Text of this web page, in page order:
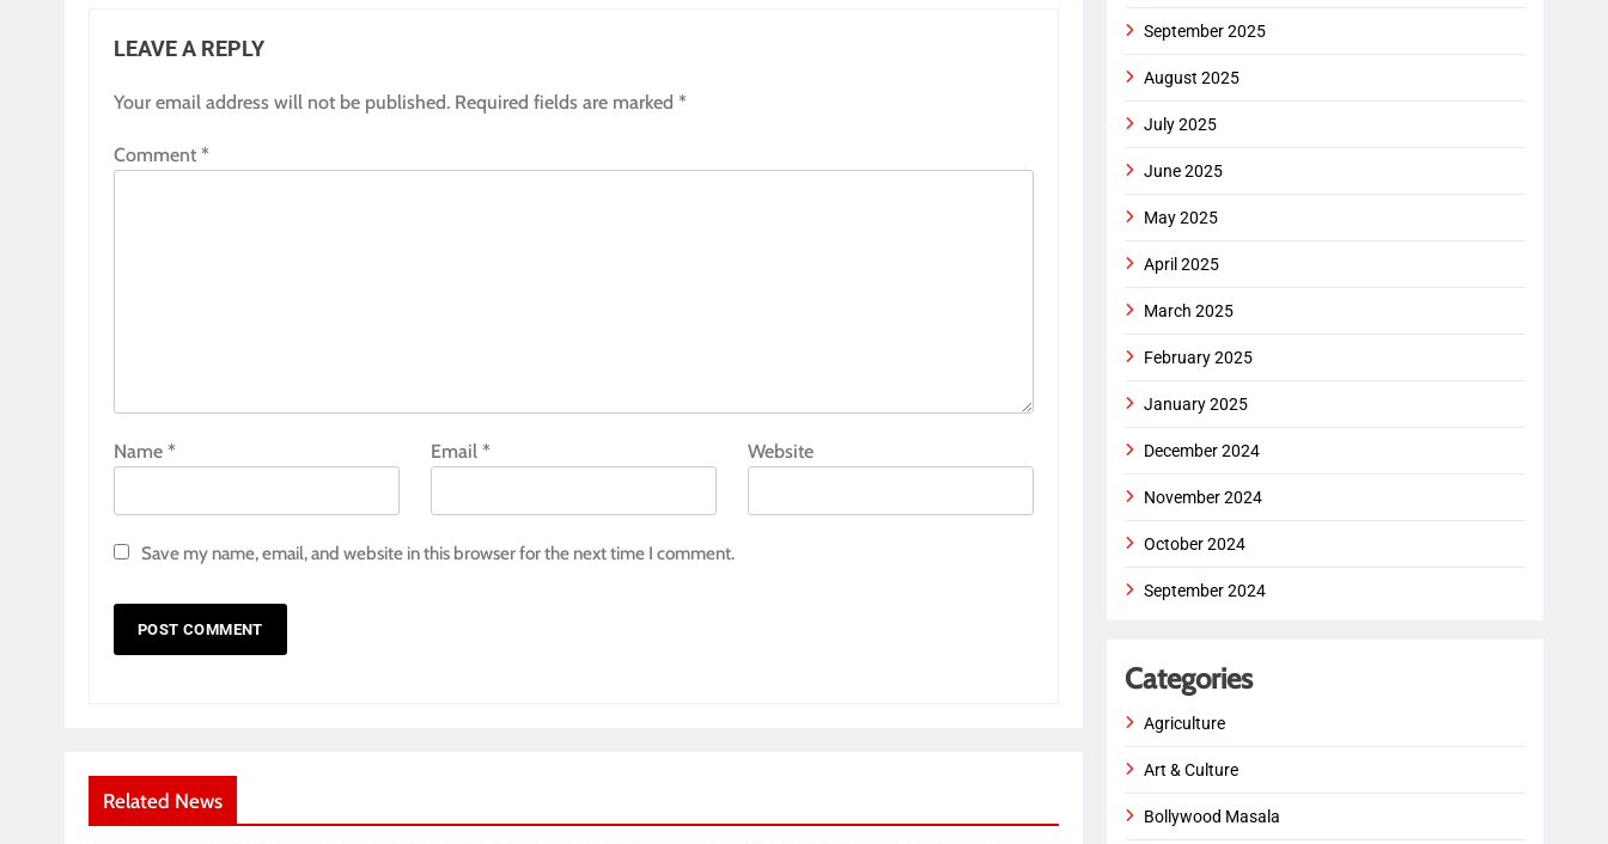
LEAVE A REPLY
Your email address will not be published. Required fields are marked *
Comment *
Name * Email* Website
Save my name, email, and website in this browser for the next time I comment.
Related News
September 2025
August 2025
July 2025
June 2025
May 2025
April 2025
March 2025
February 2025
January 2025
December 2024
November 2024
October 2024
September 2024
Categories
Agriculture
Art & Culture
Bollywood Masala